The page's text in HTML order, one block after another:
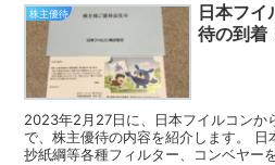
株主優待
日本フ
待の到着
2023年2月27日に、日本フイルコンか
で、株主優待の内容を紹介します。
抄紙綱等各種フィルター、コンベヤー